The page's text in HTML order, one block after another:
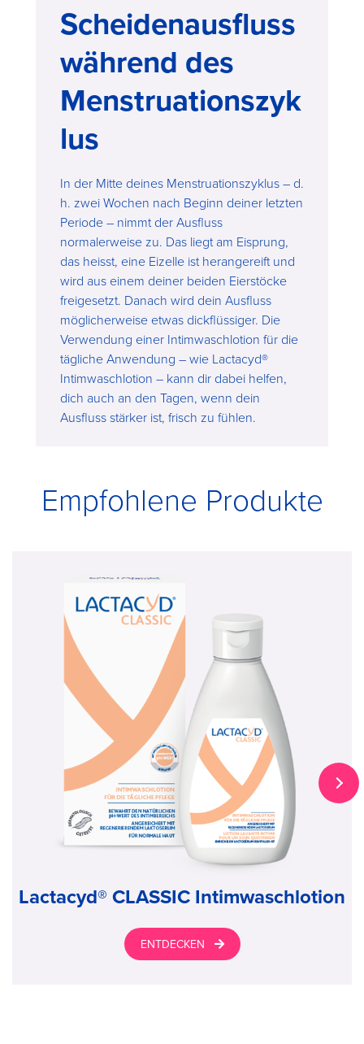
Scheidenausfluss
während des
Menstruationszyk
lus
In der Mitte deines Menstruationszyklus – d.
h. zwei Wochen nach Beginn deiner letzten
Periode – nimmt der Ausfluss
normalerweise zu. Das liegt am Eisprung,
das heisst, eine Eizelle ist herangereift und
wird aus einem deiner beiden Eierstöcke
freigesetzt. Danach wird dein Ausfluss
möglicherweise etwas dickflüssiger. Die
Verwendung einer Intimwaschlotion für die
tägliche Anwendung – wie Lactacyd®
Intimwaschlotion – kann dir dabei helfen,
dich auch an den Tagen, wenn dein
Ausfluss stärker ist, frisch zu fühlen.
Empfohlene Produkte
Lactacyd® CLASSIC Intimwaschlotion
ENTDECKEN